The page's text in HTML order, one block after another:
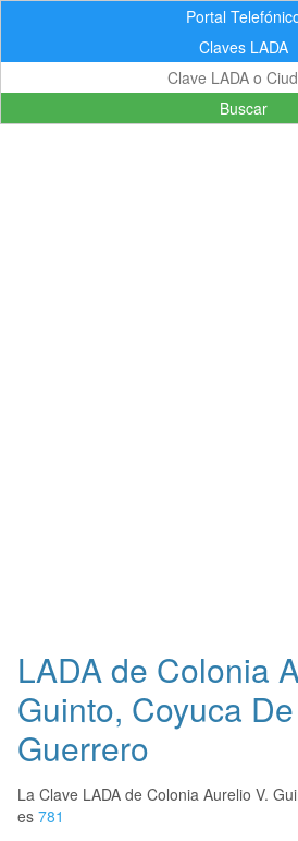
Portal
Claves LADA
Buscar
LADA de Colonia
Guinto, Coyuca
Guerrero
La Clave LADA de Colonia Aurelio V.
es 781